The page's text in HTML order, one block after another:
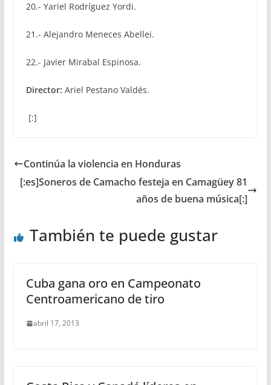
20.- Yariel Rodríguez Yordi.
21.- Alejandro Meneces Abellei.
22.- Javier Mirabal Espinosa.
Director: Ariel Pestano Valdés.
[:]
Continúa la violencia en Honduras
[:es]Soneros de Camacho festeja en Camagüey 81
años de buena música[:]
También te puede gustar
Cuba gana oro en Campeonato
Centroamericano de tiro
abril 17, 2013